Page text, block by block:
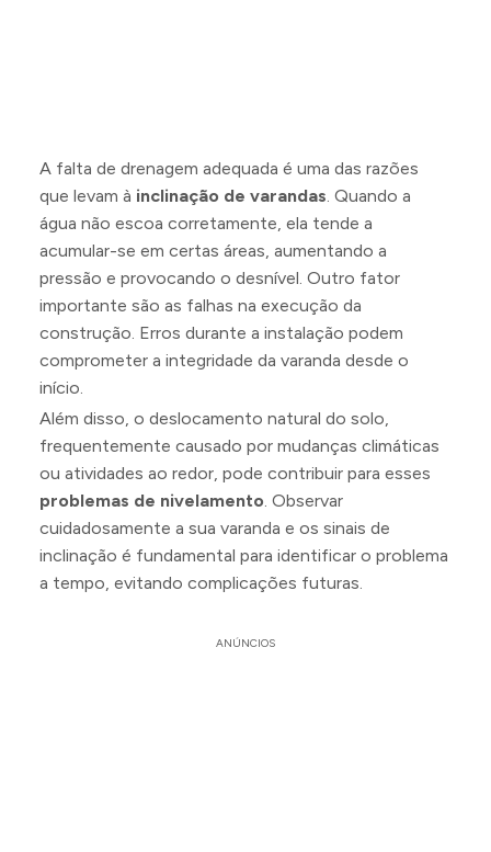
A falta de drenagem adequada é uma das razões
que levam à inclinação de varandas. Quando a
água não escoa corretamente, ela tende a
acumular-se em certas áreas, aumentando a
pressão e provocando o desnível. Outro fator
importante são as falhas na execução da
construção. Erros durante a instalação podem
comprometer a integridade da varanda desde o
início.
Além disso, o deslocamento natural do solo,
frequentemente causado por mudanças climáticas
ou atividades ao redor, pode contribuir para esses
problemas de nivelamento. Observar
cuidadosamente a sua varanda e os sinais de
inclinação é fundamental para identificar o problema
a tempo, evitando complicações futuras.
ANÚNCIOS